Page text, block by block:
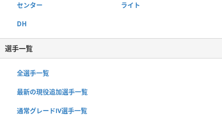
センター ライト
DH
選手一覧
全選手一覧
最新の現役追加選手一覧
通常グレードⅣ選手一覧